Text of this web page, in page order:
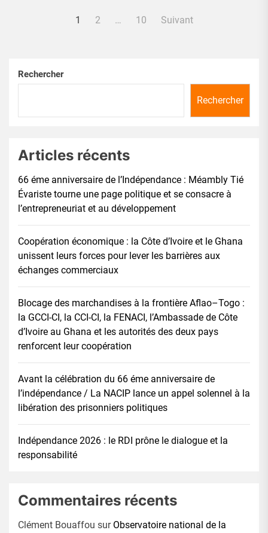
Pagination
1 2 … 10 Suivant
Rechercher
Rechercher
Articles récents
66 éme anniversaire de l’Indépendance : Méambly Tié
Évariste tourne une page politique et se consacre à
l’entrepreneuriat et au développement
Coopération économique : la Côte d’Ivoire et le Ghana
unissent leurs forces pour lever les barrières aux
échanges commerciaux
Blocage des marchandises à la frontière Aflao–Togo :
la GCCI-CI, la CCI-CI, la FENACI, l’Ambassade de Côte
d’Ivoire au Ghana et les autorités des deux pays
renforcent leur coopération
Avant la célébration du 66 éme anniversaire de
l’indépendance / La NACIP lance un appel solennel à la
libération des prisonniers politiques
Indépendance 2026 : le RDI prône le dialogue et la
responsabilité
Commentaires récents
Clément Bouaffou sur Observatoire national de la